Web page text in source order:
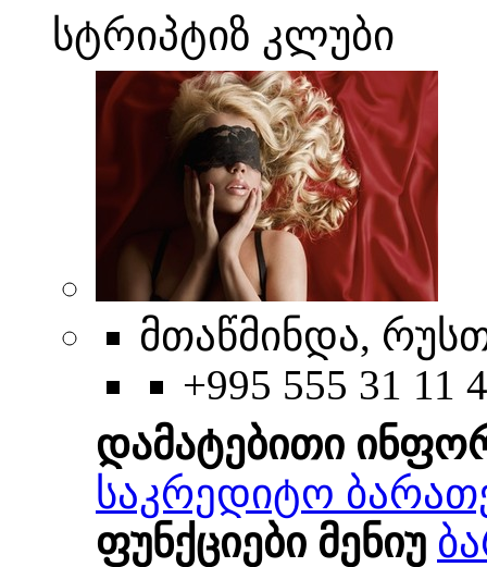
სტრიპტიზ კლუბი
მთაწმინდა,
+995 555 31 11
დამატებითი
საკრედიტო
ფუნქციები მენიუ